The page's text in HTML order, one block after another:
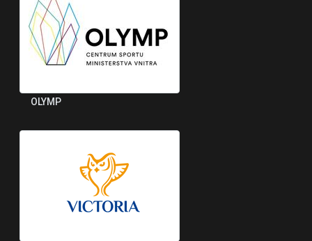
OLYMP